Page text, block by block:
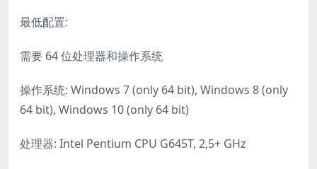
最低配置:
需要 64 位处理器和操作系统
操作系统: Windows 7 (only 64 bit), Windows 8 (only
64 bit), Windows 10 (only 64 bit)
处理器: Intel Pentium CPU G645T, 2,5+ GHz